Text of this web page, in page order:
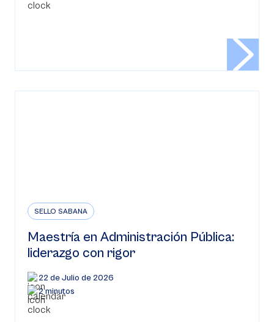
SELLO SABANA
Maestría en Administración Pública:
liderazgo con rigor
22 de Julio de 2026
2 minutos